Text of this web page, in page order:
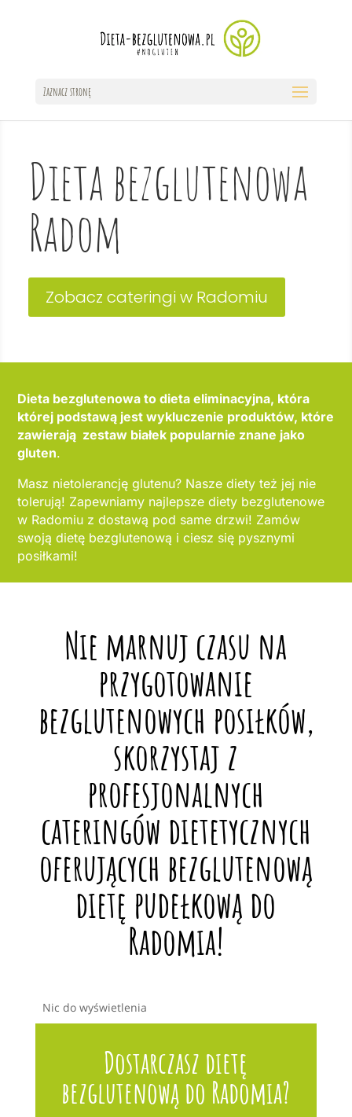
Zaznacz stronę
Dieta bezglutenowa
Radom
Zobacz cateringi w Radomiu
Dieta bezglutenowa to dieta eliminacyjna, która
której podstawą jest wykluczenie produktów, które
zawierają zestaw białek popularnie znane jako
gluten.
Masz nietolerancję glutenu? Nasze diety też jej nie
tolerują! Zapewniamy najlepsze diety bezglutenowe
w Radomiu z dostawą pod same drzwi! Zamów
swoją dietę bezglutenową i ciesz się pysznymi
posiłkami!
Nie marnuj czasu na
przygotowanie
bezglutenowych posiłków,
skorzystaj z
profesjonalnych
cateringów dietetycznych
oferujących bezglutenową
dietę pudełkową do
Radomia!
Nic do wyświetlenia
Dostarczasz dietę
bezglutenową do Radomia?